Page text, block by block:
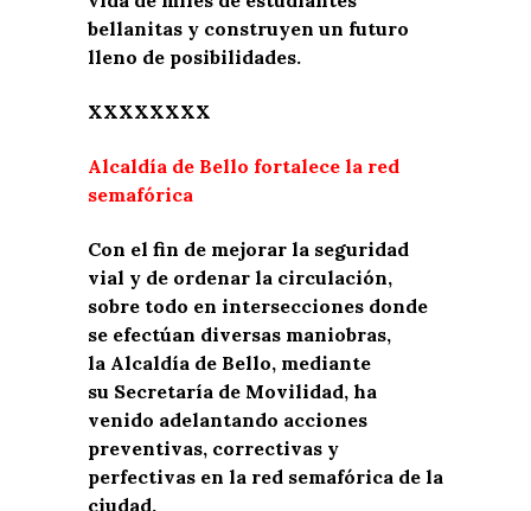
bellanitas y construyen un futuro
lleno de posibilidades.
XXXXXXXX
Alcaldía de Bello fortalece la red
semafórica
Con el fin de mejorar la seguridad
vial y de ordenar la circulación,
sobre todo en intersecciones donde
se efectúan diversas maniobras,
la Alcaldía de Bello, mediante
su Secretaría de Movilidad, ha
venido adelantando acciones
preventivas, correctivas y
perfectivas en la red semafórica de la
ciudad.